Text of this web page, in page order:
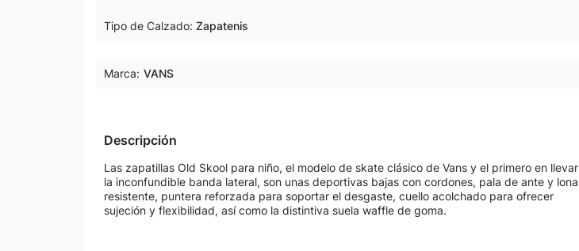
Tipo de Calzado Zapatenis
Marca: VANS
Descripción
Las zapatillas Old Skool para niño, el modelo de skate clásico de Vans y el primero en llevar
la inconfundible banda lateral, son unas deportivas bajas con cordones, pala de ante y lona
resistente, puntera reforzada para soportar el desgaste, cuello acolchado para ofrecer
sujeción y flexibilidad, así como la distintiva suela waffle de goma.